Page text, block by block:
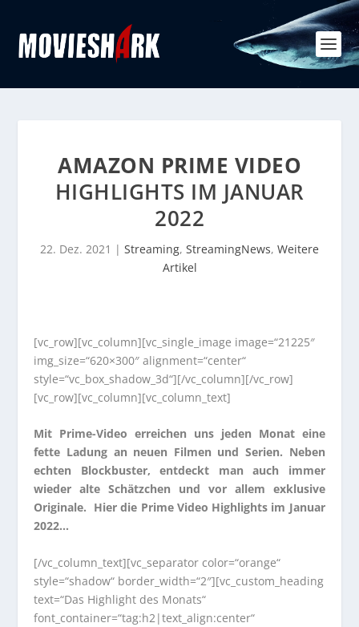
AMAZON PRIME VIDEO
HIGHLIGHTS IM JANUAR
2022
22. Dez. 2021 | Streaming, StreamingNews, Weitere
Artikel
[vc_row][vc_column][vc_single_image image=“21225″
img_size=“620×300″ alignment=“center“
style=“vc_box_shadow_3d“][/vc_column][/vc_row]
[vc_row][vc_column][vc_column_text]
Mit Prime-Video erreichen uns jeden Monat eine
fette Ladung an neuen Filmen und Serien. Neben
echten Blockbuster, entdeckt man auch immer
wieder alte Schätzchen und vor allem exklusive
Originale. Hier die Prime Video Highlights im Januar
2022…
[/vc_column_text][vc_separator color=“orange“
style=“shadow“ border_width=“2″][vc_custom_heading
text=“Das Highlight des Monats“
font_container=“tag:h2|text_align:center“